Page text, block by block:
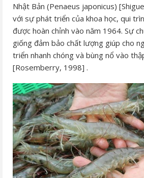
Nhật Bản (Penaeus japonicus)
với sự phát triển của khoa học, qui
được hoàn chỉnh vào năm 1964. Sự
giống đảm bảo chất lượng giúp cho
triển nhanh chóng và bùng nổ vào
[Rosemberry, 1998] .